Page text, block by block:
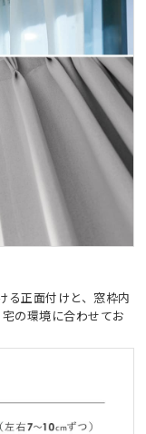
る正面付けと、窓枠内
の環境に合わせてお